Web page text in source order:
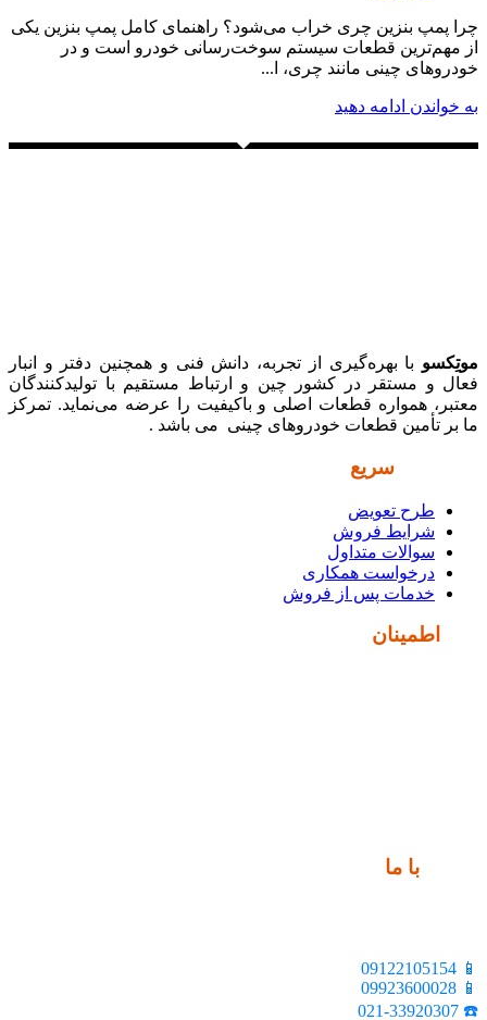
چرا پمپ بنزین چری خراب می‌شود؟ راهنمای کامل پمپ بنزین یکی
از مهم‌ترین قطعات سیستم سوخت‌رسانی خودرو است و در
خودروهای چینی مانند چری، ا...
به خواندن ادامه دهید
موتِکسو با بهره‌گیری از تجربه، دانش فنی و همچنین دفتر و انبار
فعال و مستقر در کشور چین و ارتباط مستقیم با تولیدکنندگان
معتبر، همواره قطعات اصلی و باکیفیت را عرضه می‌نماید. تمرکز
ما بر تأمین قطعات خودروهای چینی می باشد .
سریع
طرح تعویض
شرایط فروش
سوالات متداول
درخواست همکاری
خدمات پس از فروش
اطمینان
با ما
📱 09122105154
📱 09923600028
☎️ 021-33920307